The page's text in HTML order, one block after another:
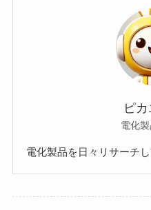
ピ
電化
電化製品を日々リサーチ